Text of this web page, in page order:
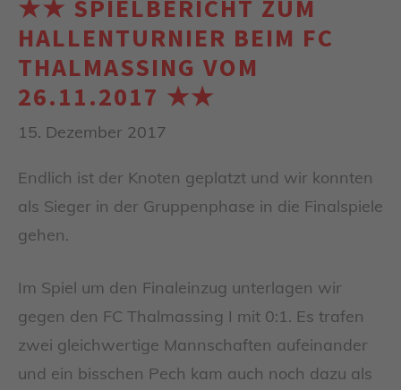
★★ SPIELBERICHT ZUM
HALLENTURNIER BEIM FC
THALMASSING VOM
26.11.2017 ★★
15. Dezember 2017
Endlich ist der Knoten geplatzt und wir konnten
als Sieger in der Gruppenphase in die Finalspiele
gehen.
Im Spiel um den Finaleinzug unterlagen wir
gegen den FC Thalmassing I mit 0:1. Es trafen
zwei gleichwertige Mannschaften aufeinander
und ein bisschen Pech kam auch noch dazu als